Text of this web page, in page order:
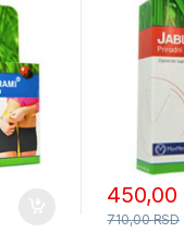
450,00
710,00RSD